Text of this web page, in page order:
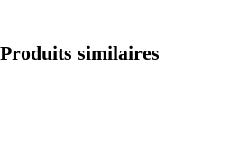
Produits similaires